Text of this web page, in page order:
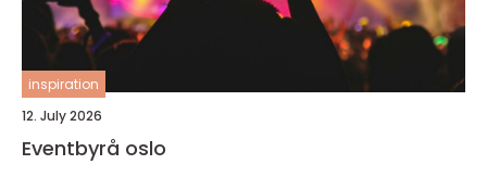
inspiration
12. July 2026
Eventbyrå oslo